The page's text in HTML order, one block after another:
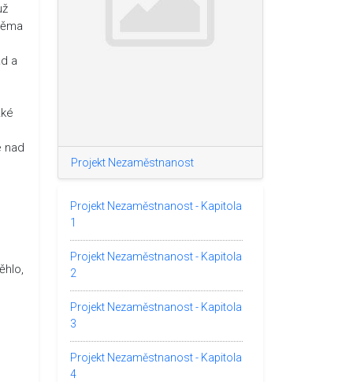
a
nad
Projekt Nezaměstnanost
Projekt Nezaměstnanost - Kapitola
1
Projekt Nezaměstnanost - Kapitola
2
Projekt Nezaměstnanost - Kapitola
3
Projekt Nezaměstnanost - Kapitola
4